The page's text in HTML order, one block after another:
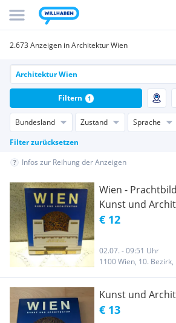
2.673 Anzeigen in Architektur Wien
Bundesland Zustand Sprache
Filter zurücksetzen
Filtern 1
Infos zur Reihung der Anzeigen
Wien -
Kunst und
€ 12
02.07. - 09:51 Uhr
1100 Wien, 10.
Kunst und
€ 13